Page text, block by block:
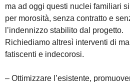
ma ad oggi questi nuclei familiari
per morosità, senza contratto e
l’indennizzo stabilito dal progetto.
Richiediamo altresì interventi di
fatiscenti e indecorosi.
– Ottimizzare l’esistente,